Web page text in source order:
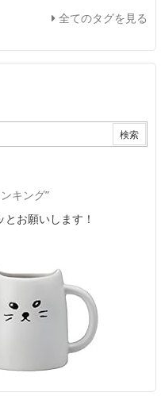
全てのタグを見る
お願いします！